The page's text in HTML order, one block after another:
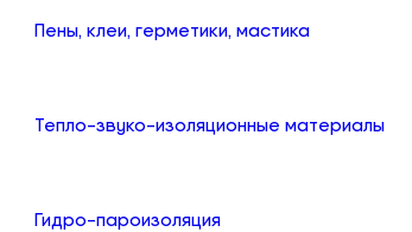
Пены, клеи, герметики, мастика
Тепло-звуко-изоляционные материалы
Гидро-пароизоляция